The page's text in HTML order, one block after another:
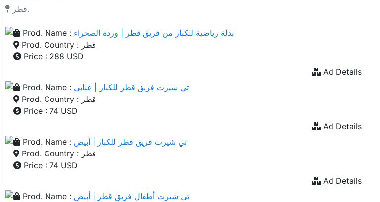
قطر.
Prod. Name : بدلة رياضية للكبار من فريق قطر | وردة الصحراء
Prod. Country : قطر
Price : 288 USD
Ad Details
Prod. Name : تي شيرت فريق قطر للكبار | عنابي
Prod. Country : قطر
Price : 74 USD
Ad Details
Prod. Name : تي شيرت فريق قطر للكبار | أبيض
Prod. Country : قطر
Price : 74 USD
Ad Details
Prod. Name : تي شيرت أطفال فريق قطر | أبيض